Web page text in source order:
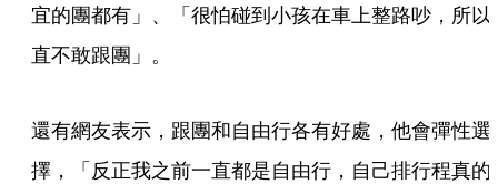
宜的團都有」、「很怕碰到小孩在車上整路吵，所以
直不敢跟團」。
還有網友表示，跟團和自由行各有好處，他會彈性選
擇，「反正我之前一直都是自由行，自己排行程真的